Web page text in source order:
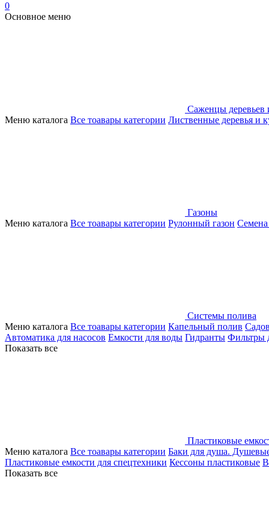
0
Основное меню
Саженцы деревьев
Меню каталога Все тоавары категории Лиственные деревья и
Газоны
Меню каталога Все тоавары категории Рулонный газон Семена
Системы полива
Меню каталога Все тоавары категории Капельный полив
Автоматика для насосов Емкости для воды Гидранты Фильтры
Показать все
Пластиковые
Меню каталога Все тоавары категории Баки для душа.
Пластиковые емкости для спецтехники Кессоны пластиковые
Показать все